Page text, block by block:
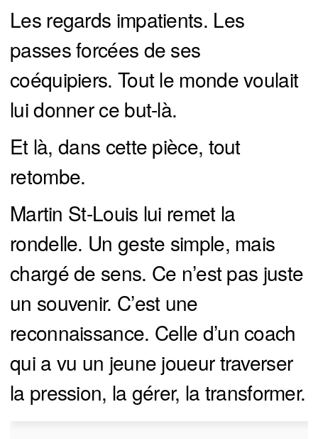
Les regards impatients. Les
passes forcées de ses
coéquipiers. Tout le monde voulait
lui donner ce but-là.
Et là, dans cette pièce, tout
retombe.
Martin St-Louis lui remet la
rondelle. Un geste simple, mais
chargé de sens. Ce n’est pas juste
un souvenir. C’est une
reconnaissance. Celle d’un coach
qui a vu un jeune joueur traverser
la pression, la gérer, la transformer.